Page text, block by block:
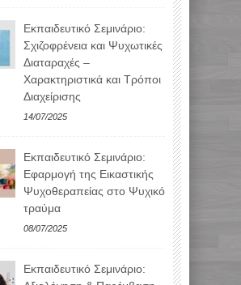
Εκπαιδευτικό Σεμινάριο:
Σχιζοφρένεια και Ψυχωτικές
Διαταραχές –
Χαρακτηριστικά και Τρόποι
Διαχείρισης
14/07/2025
Εκπαιδευτικό Σεμινάριο:
Εφαρμογή της Εικαστικής
Ψυχοθεραπείας στο Ψυχικό
τραύμα
08/07/2025
Εκπαιδευτικό Σεμινάριο: